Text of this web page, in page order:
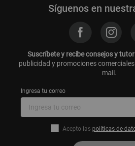
Síguenos en
Suscríbete y recibe consejos y
publicidad y promociones
mail.
Ingresa tu correo
Acepto las políticas de